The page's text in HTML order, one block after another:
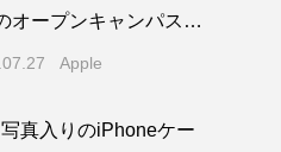
オープンキャンパスに
特別なAppleブースが
Apple
写真入りのiPhoneケー